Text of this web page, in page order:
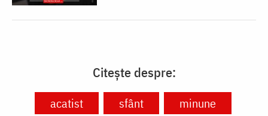
Citește despre:
acatist sfânt minune